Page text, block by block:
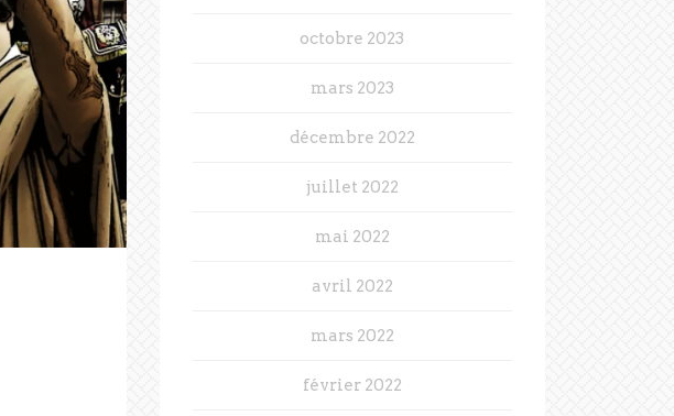
octobre 2023
mars 2023
décembre 2022
juillet 2022
mai 2022
avril 2022
mars 2022
février 2022